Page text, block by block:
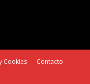
Cookies Contacto